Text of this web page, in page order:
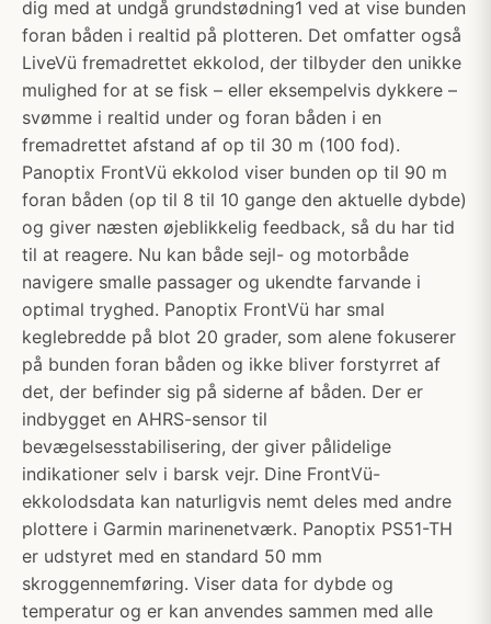
dig med at undgå grundstødning1 ved at vise bunden
foran båden i realtid på plotteren. Det omfatter også
LiveVü fremadrettet ekkolod, der tilbyder den unikke
mulighed for at se fisk – eller eksempelvis dykkere –
svømme i realtid under og foran båden i en
fremadrettet afstand af op til 30 m (100 fod).
Panoptix FrontVü ekkolod viser bunden op til 90 m
foran båden (op til 8 til 10 gange den aktuelle dybde)
og giver næsten øjeblikkelig feedback, så du har tid
til at reagere. Nu kan både sejl- og motorbåde
navigere smalle passager og ukendte farvande i
optimal tryghed. Panoptix FrontVü har smal
keglebredde på blot 20 grader, som alene fokuserer
på bunden foran båden og ikke bliver forstyrret af
det, der befinder sig på siderne af båden. Der er
indbygget en AHRS-sensor til
bevægelsesstabilisering, der giver pålidelige
indikationer selv i barsk vejr. Dine FrontVü-
ekkolodsdata kan naturligvis nemt deles med andre
plottere i Garmin marinenetværk. Panoptix PS51-TH
er udstyret med en standard 50 mm
skroggennemføring. Viser data for dybde og
temperatur og er kan anvendes sammen med alle